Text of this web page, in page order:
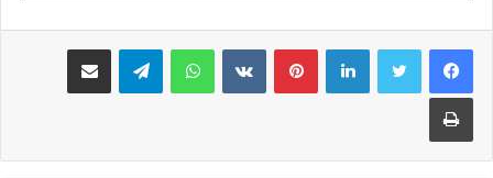
لينكدإنبينتيريست واتساب تيلقرام مشاركة عبر البريد
طباعة